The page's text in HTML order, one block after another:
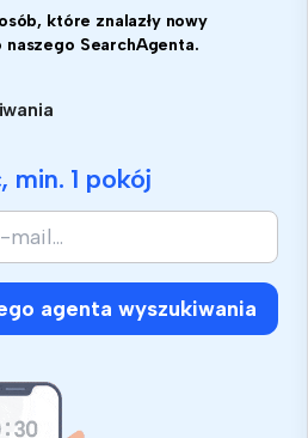
które znalazły nowy
naszego SearchAgenta.
min. 1 pokój
agenta wyszukiwania